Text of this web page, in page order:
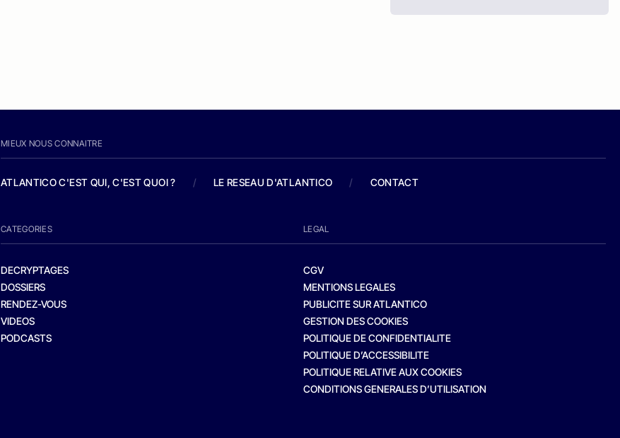
MIEUX NOUS CONNAITRE
ATLANTICO C'EST QUI, C'EST QUOI ? / LE RESEAU D'ATLANTICO / CONTACT
CATEGORIES
DECRYPTAGES
DOSSIERS
RENDEZ-VOUS
VIDEOS
PODCASTS
LEGAL
CGV
MENTIONS LEGALES
PUBLICITE SUR ATLANTICO
GESTION DES COOKIES
POLITIQUE DE CONFIDENTIALITE
POLITIQUE D’ACCESSIBILITE
POLITIQUE RELATIVE AUX COOKIES
CONDITIONS GENERALES D’UTILISATION